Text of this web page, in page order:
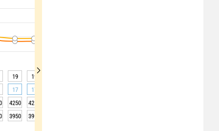
19 19
17 17
4250 4250
3950 3950